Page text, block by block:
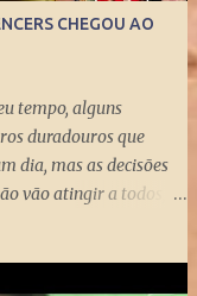
CHEGOU AO
tempo, alguns
duradouros que
dia, mas as decisões
vão atingir a todos,